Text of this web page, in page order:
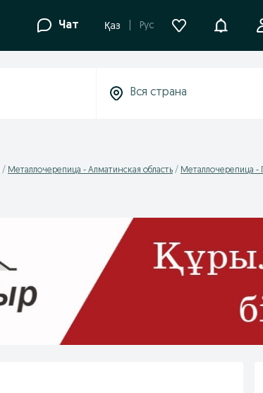
Чат Қаз Рус
Металлочерепица - Алматинская область Металлочерепица -